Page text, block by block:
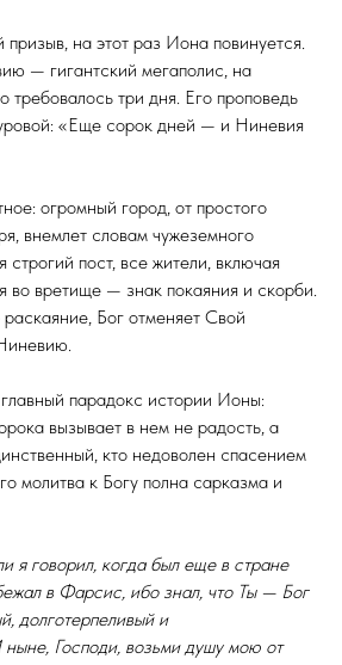
на этот раз Иона повинуется.
— гигантский мегаполис, на
требовалось три дня. Его проповедь
«Еще сорок дней — и Ниневия
огромный город, от простого
внемлет словам чужеземного
строгий пост, все жители, включая
во вретище — знак покаяния и скорби.
Бог отменяет Свой
парадокс истории Ионы:
вызывает в нем не радость, а
кто недоволен спасением
молитва к Богу полна сарказма и
я говорил, когда был еще в стране
в Фарсис, ибо знал, что Ты — Бог
долготерпеливый и
Господи, возьми душу мою от